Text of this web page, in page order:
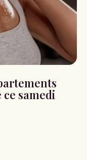
samedi